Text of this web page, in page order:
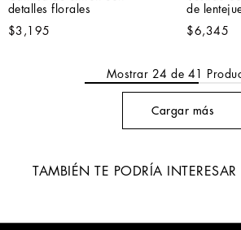
detalles florales
$3,195
de
$6,345
Mostrar 24 de 41
Cargar más
TAMBIÉN TE PODRÍA INTERESAR